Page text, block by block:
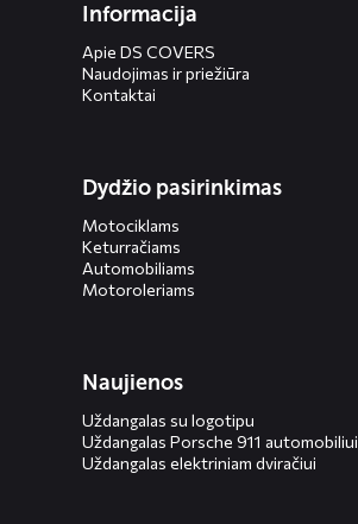
Informacija
Apie DS COVERS
Naudojimas ir priežiūra
Kontaktai
Dydžio pasirinkimas
Motociklams
Keturračiams
Automobiliams
Motoroleriams
Naujienos
Uždangalas su logotipu
Uždangalas Porsche 911 automobiliui
Uždangalas elektriniam dviračiui